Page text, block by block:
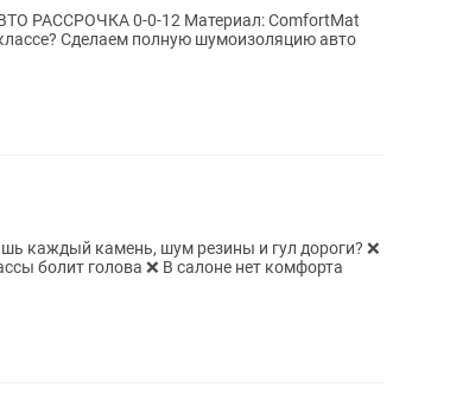
0-0-12 Материал: ComfortMat
Сделаем полную шумоизоляцию авто
болит голова ❌ В салоне нет комфорта